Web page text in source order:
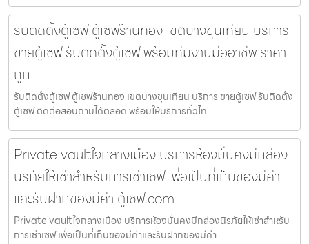
รับติดตั้งตู้เซฟ ตู้เซฟร้านทอง เขตบางขุนเทียน บริการ
ขายตู้เซฟ รับติดตั้งตู้เซฟ พร้อมทีมงานมืออาชีพ ราคา
ถูก
รับติดตั้งตู้เซฟ ตู้เซฟร้านทอง เขตบางขุนเทียน บริการ ขายตู้เซฟ รับติดตั้ง
ตู้เซฟ ติดต่อสอบถามได้ตลอด พร้อมให้บริการทั่วไท
Private vaultใจกลางเมือง บริการห้องมั่นคงมีกล่อง
นิรภัยให้เช่าสำหรับการเช่าเซฟ เพื่อเป็นที่เก็บของมีค่า
และรับฝากของมีค่า ตู้เซฟ.com
Private vaultใจกลางเมือง บริการห้องมั่นคงมีกล่องนิรภัยให้เช่าสำหรับ
การเช่าเซฟ เพื่อเป็นที่เก็บของมีค่าและรับฝากของมีค่า